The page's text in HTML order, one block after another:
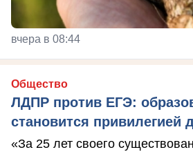
вчера в 08:44
Общество
ЛДПР против ЕГЭ:
становится привилегией
«За 25 лет своего